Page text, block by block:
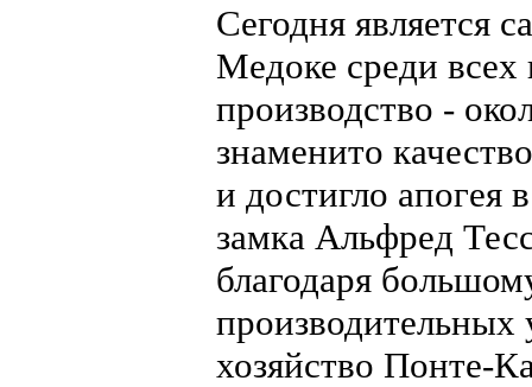
Сегодня является
Медоке среди
производство -
знаменито
и достигло апогея
замка Альфред
благодаря
производительных
хозяйство Понте-